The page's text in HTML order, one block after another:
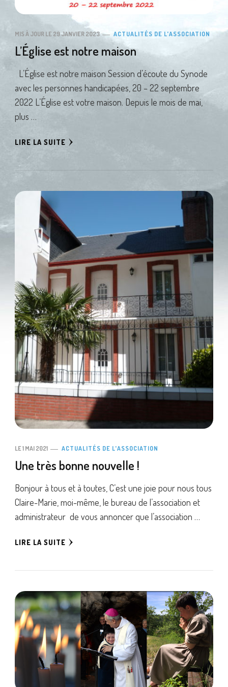
MIS À JOUR LE 29 JANVIER 2023 ACTUALITÉS DE L'ASSOCIATION
L’Église est notre maison
L’Église est notre maison Session d’écoute du Synode
avec les personnes handicapées, 20 – 22 septembre
2022 L’Église est votre maison. Depuis le mois de mai,
plus …
LIRE LA SUITE
LE1 MAI 2021 ACTUALITÉS DE L'ASSOCIATION
Une très bonne nouvelle !
Bonjour à tous et à toutes, C’est une joie pour nous tous
Claire-Marie, moi-même, le bureau de l’association et
administrateur de vous annoncer que l’association …
LIRE LA SUITE